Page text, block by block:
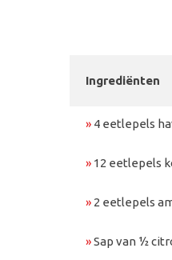
Ingrediënten
» 4 eetlepels
» 12 eetlepels
» 2 eetlepels
»Sap van ½